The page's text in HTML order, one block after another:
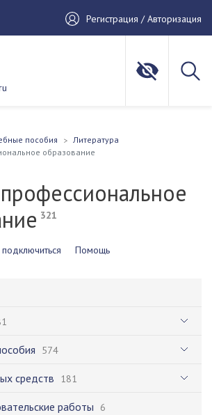
Регистрация / Авторизация
пособия
Литература
образование
321
Помощь
574
средств 181
работы 6